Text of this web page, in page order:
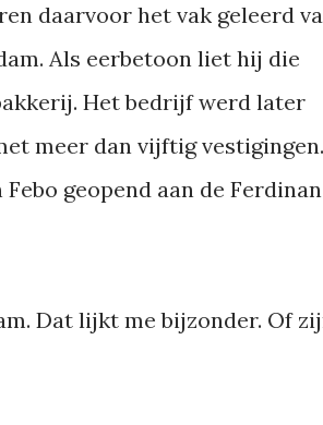
daarvoor het vak geleerd
Als eerbetoon liet hij die
Het bedrijf werd later
meer dan vijftig vestigingen.
geopend aan de
Dat lijkt me bijzonder. Of